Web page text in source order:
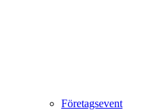
Företagsevent